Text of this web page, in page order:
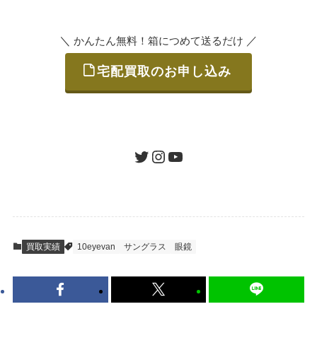
ご発送
査定結果のご承認 / 入金
到着即日に査定いたします。買取金額にご納
得いただければ、最短即日の入金が可能で
＼ かんたん無料！箱につめて送るだけ ／
宅配買取のお申し込み
ツイッターインスタグラムユーチューブ
買取実績 10eyevan サングラス 眼鏡